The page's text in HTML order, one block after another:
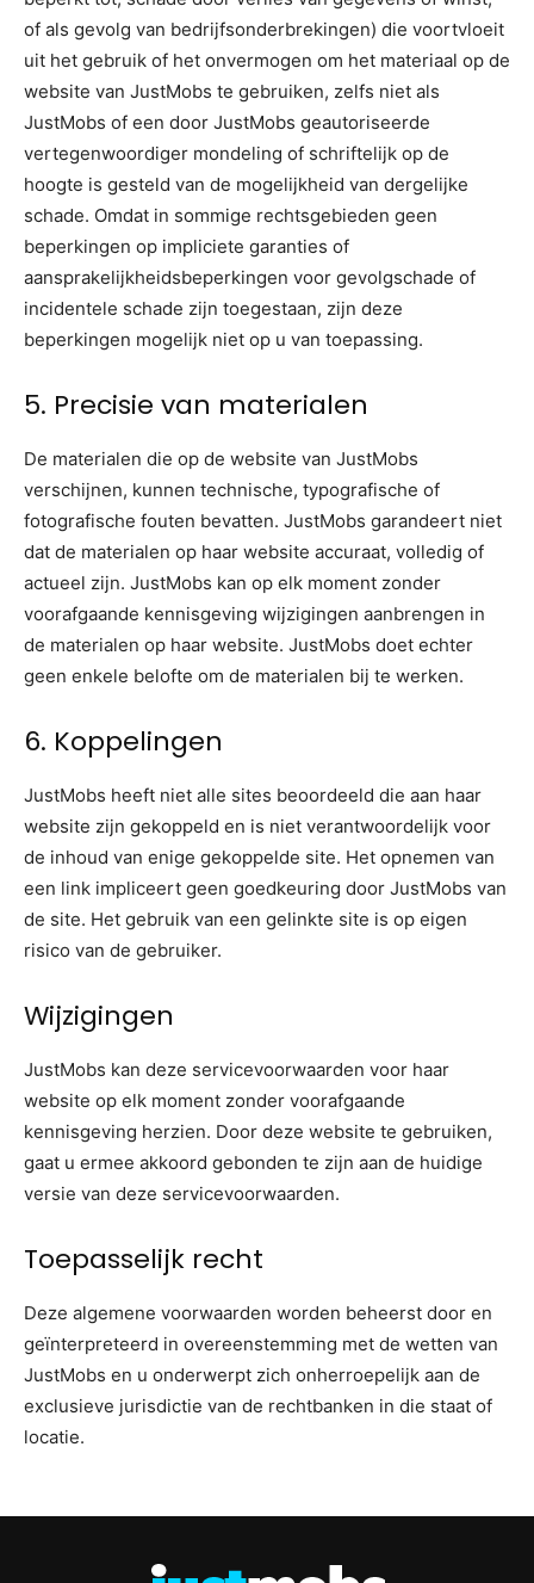
of als gevolg van bedrijfsonderbrekingen) die voortvloeit
uit het gebruik of het onvermogen om het materiaal op de
website van JustMobs te gebruiken, zelfs niet als
JustMobs of een door JustMobs geautoriseerde
vertegenwoordiger mondeling of schriftelijk op de
hoogte is gesteld van de mogelijkheid van dergelijke
schade. Omdat in sommige rechtsgebieden geen
beperkingen op impliciete garanties of
aansprakelijkheidsbeperkingen voor gevolgschade of
incidentele schade zijn toegestaan, zijn deze
beperkingen mogelijk niet op u van toepassing.
5. Precisie van materialen
De materialen die op de website van JustMobs
verschijnen, kunnen technische, typografische of
fotografische fouten bevatten. JustMobs garandeert niet
dat de materialen op haar website accuraat, volledig of
actueel zijn. JustMobs kan op elk moment zonder
voorafgaande kennisgeving wijzigingen aanbrengen in
de materialen op haar website. JustMobs doet echter
geen enkele belofte om de materialen bij te werken.
6. Koppelingen
JustMobs heeft niet alle sites beoordeeld die aan haar
website zijn gekoppeld en is niet verantwoordelijk voor
de inhoud van enige gekoppelde site. Het opnemen van
een link impliceert geen goedkeuring door JustMobs van
de site. Het gebruik van een gelinkte site is op eigen
risico van de gebruiker.
Wijzigingen
JustMobs kan deze servicevoorwaarden voor haar
website op elk moment zonder voorafgaande
kennisgeving herzien. Door deze website te gebruiken,
gaat u ermee akkoord gebonden te zijn aan de huidige
versie van deze servicevoorwaarden.
Toepasselijk recht
Deze algemene voorwaarden worden beheerst door en
geïnterpreteerd in overeenstemming met de wetten van
JustMobs en u onderwerpt zich onherroepelijk aan de
exclusieve jurisdictie van de rechtbanken in die staat of
locatie.